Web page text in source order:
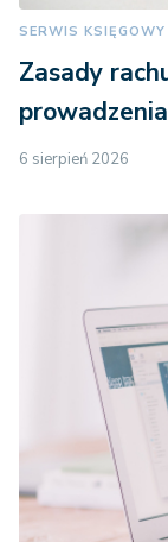
SERWIS KSIĘGOWY
Zasady
6 sierpień 2026